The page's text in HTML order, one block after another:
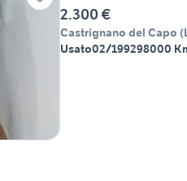
2.300 €
Castrignano del Capo (
Usato02/199298000